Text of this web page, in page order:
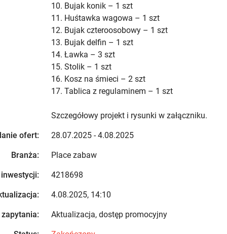
10. Bujak konik – 1 szt
11. Huśtawka wagowa – 1 szt
12. Bujak czteroosobowy – 1 szt
13. Bujak delfin – 1 szt
14. Ławka – 3 szt
15. Stolik – 1 szt
16. Kosz na śmieci – 2 szt
17. Tablica z regulaminem – 1 szt
Szczegółowy projekt i rysunki w załączniku.
ofert: 28.07.2025 - 4.08.2025
Branża: Place zabaw
inwestycji: 4218698
4.08.2025, 14:10
Aktualizacja, dostęp promocyjny